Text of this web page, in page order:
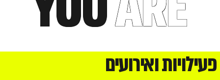
פעילויות ואירועים